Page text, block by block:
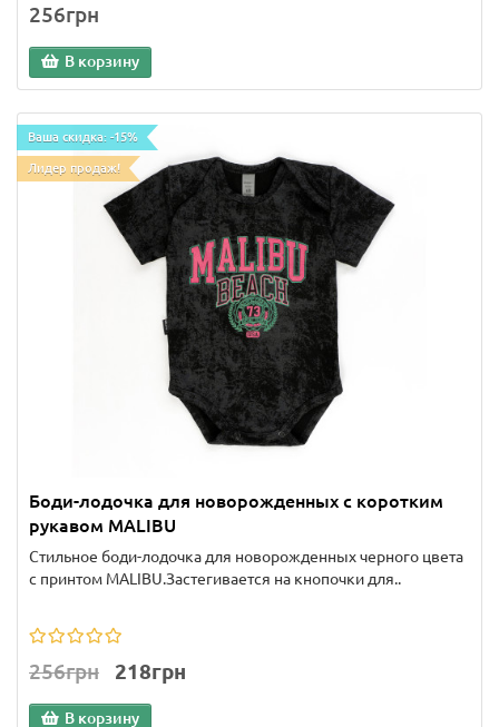
256грн
В корзину
Ваша скидка: -15%
Лидер продаж!
Боди-лодочка для новорожденных с коротким
рукавом MALIBU
Стильное боди-лодочка для новорожденных черного цвета
с принтом MALIBU.Застегивается на кнопочки для..
256грн 218грн
В корзину